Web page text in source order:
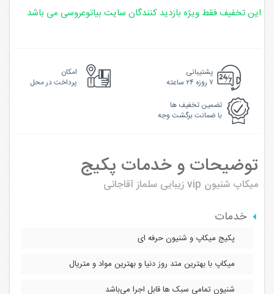
این تخفیف فقط ویژه بازدید کنندگان سایت بیاتوعروسی می باشد
پشتیبانی
۷ روزه ۲۴ ساعته
امکان
پرداخت در محل
تضمین تخفیف ها
با ضمانت برگشت وجه
توضیحات و خدمات پکیج
میکاپ شنیون vip زیبایی سلماز آقاجانی
خدمات
پکیج میکاپ و شنیون حرفه ای
میکاپ با بهترین متد روز دنیا و بهترین مواد و متریال
شنیون تمامی سبک ها قابل اجرا می‌باشد